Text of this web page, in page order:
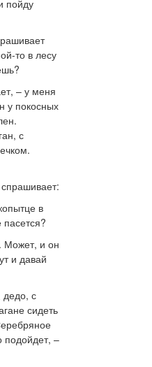
пойду
то в лесу
– у меня
у покосных
с
в
Может, и он
и давай
с
сидеть
подойдет, –